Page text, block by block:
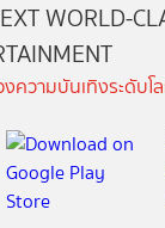
WORLD-
ความบันเทิงระดับโ